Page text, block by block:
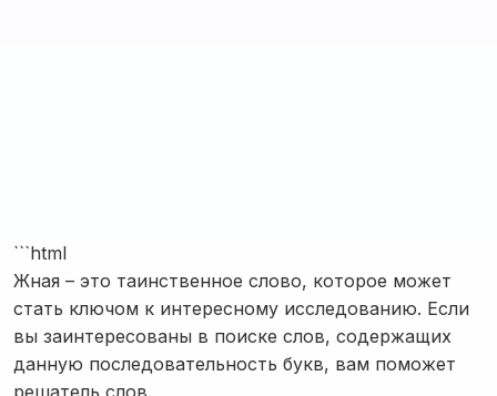
```html
Жная – это таинственное слово, которое может
стать ключом к интересному исследованию. Если
вы заинтересованы в поиске слов, содержащих
данную последовательность букв, вам поможет
решатель слов.